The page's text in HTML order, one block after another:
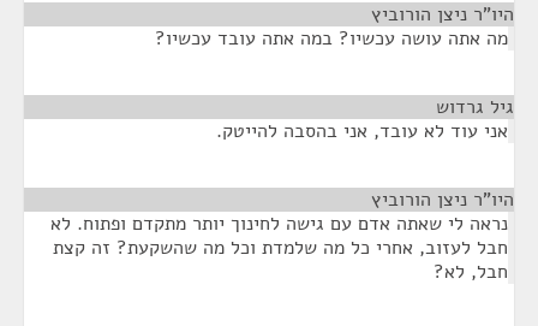
היו"ר ניצן הורוביץ
מה אתה עושה עכשיו? במה אתה עובד עכשיו?
גיל גרדוש
אני עוד לא עובד, אני בהסבה להייטק.
היו"ר ניצן הורוביץ
נראה לי שאתה אדם עם גישה לחינוך יותר מתקדם ופתוח. לא
חבל לעזוב, אחרי כל מה שלמדת וכל מה שהשקעת? זה קצת
חבל, לא?